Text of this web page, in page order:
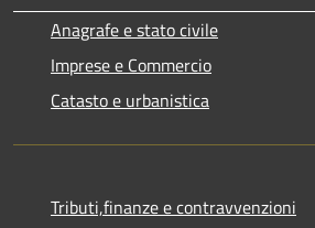
Anagrafe e stato civile
Imprese e Commercio
Catasto e urbanistica
Tributi,finanze e contravvenzioni